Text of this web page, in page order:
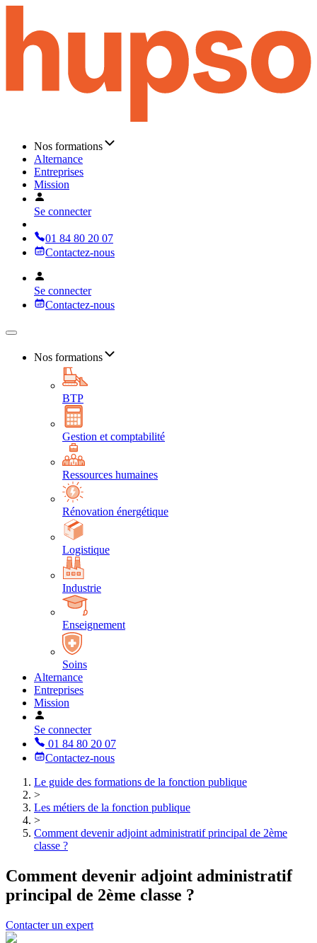
Nos formations
Alternance
Entreprises
Mission
Se connecter
01 84 80 20 07
Contactez-nous
Se connecter
Contactez-nous
Nos formations
BTP
Gestion et comptabilité
Ressources humaines
Rénovation énergétique
Logistique
Industrie
Enseignement
Soins
Alternance
Entreprises
Mission
Se connecter
01 84 80 20 07
Contactez-nous
Le guide des formations de la fonction publique
>
Les métiers de la fonction publique
>
Comment devenir adjoint administratif principal de 2ème
classe ?
Comment devenir adjoint administratif
principal de 2ème classe ?
Contacter un expert